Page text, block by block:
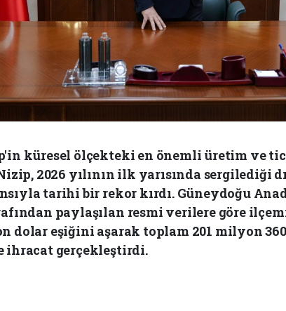
küresel ölçekteki en önemli üretim ve
2026 yılının ilk yarısında sergilediği
tarihi bir rekor kırdı. Güneydoğu
paylaşılan resmi verilere göre
dolar eşiğini aşarak toplam 201 milyon 360
ihracat gerçekleştirdi.